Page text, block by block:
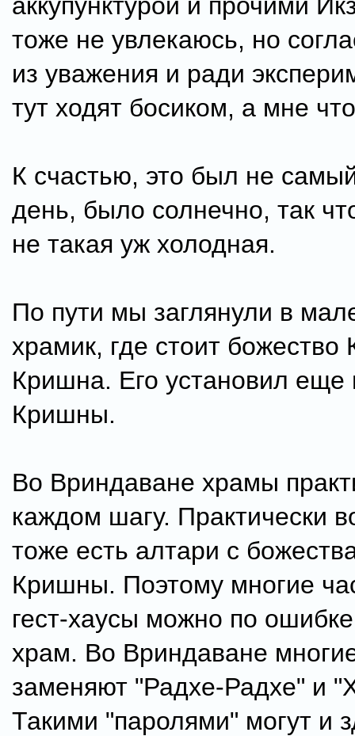
тоже не увлекаюсь, но
из уважения и ради
тут ходят босиком, а мне
К счастью, это был не
день, было солнечно, так
не такая уж холодная.
По пути мы заглянули в
храмик, где стоит божество
Кришна. Его установил еще
Кришны.
Во Вриндаване храмы
каждом шагу. Практически
тоже есть алтари с
Кришны. Поэтому многие
гест-хаусы можно по
храм. Во Вриндаване
заменяют "Радхе-Радхе" и
Такими "паролями" могут и